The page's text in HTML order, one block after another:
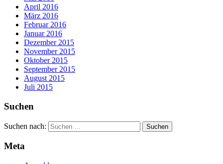
April 2016
März 2016
Februar 2016
Januar 2016
Dezember 2015
November 2015
Oktober 2015
September 2015
August 2015
Juli 2015
Suchen
Suchen nach:
Meta